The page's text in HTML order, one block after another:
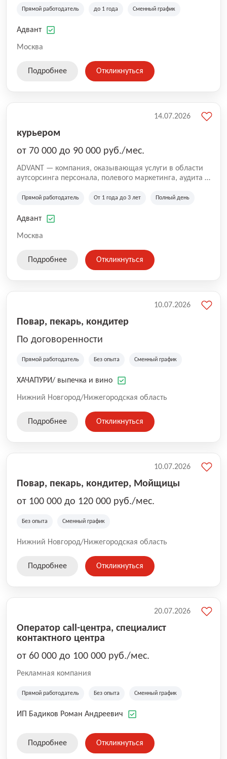
зарегистрирована в Санкт-Петербурге и
лиц и коммерческих организаций.
Прямой работодатель до 1 года Сменный график
Адвант
Москва
Подробнее Откликнуться
курьером
от 70 000 до 90 000 руб./мес.
ADVANT — компания, оказывающая услуги в области
аутсорсинга персонала, полевого маркетинга, аудита и
региональных клиентов. Мы работаем на рынке с
Казахстана и Беларуси, сотрудничая с компаниями из
Прямой работодатель От 1 года до 3 лет Полный день
Адвант
Москва
14.07.2026
Подробнее Откликнуться
Повар, пекарь, кондитер
По договоренности
Прямой работодатель Без опыта Сменный график
ХАЧАПУРИ/ выпечка и вино
Нижний Новгород/Нижегородская область
10.07.2026
Подробнее Откликнуться
Повар, пекарь, кондитер, Мойщицы
от 100 000 до 120 000 руб./мес.
Без опыта Сменный график
Нижний Новгород/Нижегородская область
10.07.2026
Подробнее Откликнуться
Оператор call-центра, специалист
контактного центра
от 60 000 до 100 000 руб./мес.
Рекламная компания
Прямой работодатель Без опыта Сменный график
ИП Бадиков Роман Андреевич
20.07.2026
Подробнее Откликнуться